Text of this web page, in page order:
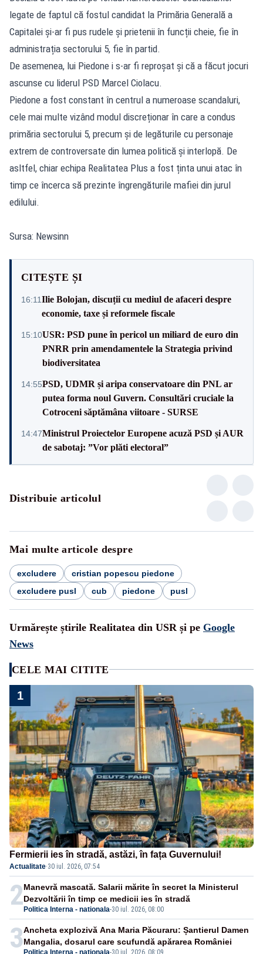
legate de faptul că fostul candidat la Primăria Generală a
Capitalei și-ar fi pus rudele și prietenii în funcții cheie, fie în
administrația sectorului 5, fie în partid.
De asemenea, lui Piedone i s-ar fi reproșat și că a făcut jocuri
ascunse cu liderul PSD Marcel Ciolacu.
Piedone a fost constant în centrul a numeroase scandaluri,
cele mai multe vizând modul discreționar în care a condus
primăria sectorului 5, precum și de legăturile cu personaje
extrem de controversate din lumea politică și interlopă. De
asltfel, chiar echipa Realitatea Plus a fost ținta unui atac în
timp ce încerca să prezinte îngrengăturile mafiei din jurul
edilului.
Sursa: Newsinn
CITEȘTE ȘI
16:11Ilie Bolojan, discuții cu mediul de afaceri despre
economie, taxe și reformele fiscale
15:10USR: PSD pune în pericol un miliard de euro din
PNRR prin amendamentele la Strategia privind
biodiversitatea
14:55PSD, UDMR și aripa conservatoare din PNL ar
putea forma noul Guvern. Consultări cruciale la
Cotroceni săptămâna viitoare - SURSE
14:47Ministrul Proiectelor Europene acuză PSD și AUR
de sabotaj: ”Vor plăti electoral”
Distribuie articolul
Mai multe articole despre
excludere
cristian popescu piedone
excludere pusl
cub piedone pusl
Urmărește știrile Realitatea din USR și pe Google
News
CELE MAI CITITE
1
Fermierii ies în stradă, astăzi, în fața Guvernului!
Actualitate·30 iul. 2026, 07:54
2 Politica Interna - nationala-30 iul. 2026, 08:00
Manevră mascată. Salarii mărite în secret la Ministerul
Dezvoltării în timp ce medicii ies în stradă
3 Politica Interna - nationala-30 iul. 2026, 08:09
Ancheta explozivă Ana Maria Păcuraru: Șantierul Damen
Mangalia, dosarul care scufundă apărarea României